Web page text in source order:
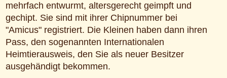
mehrfach entwurmt, altersgerecht geimpft und
gechipt. Sie sind mit ihrer Chipnummer bei
"Amicus" registriert. Die Kleinen haben dann ihren
Pass, den sogenannten Internationalen
Heimtierausweis, den Sie als neuer Besitzer
ausgehändigt bekommen.